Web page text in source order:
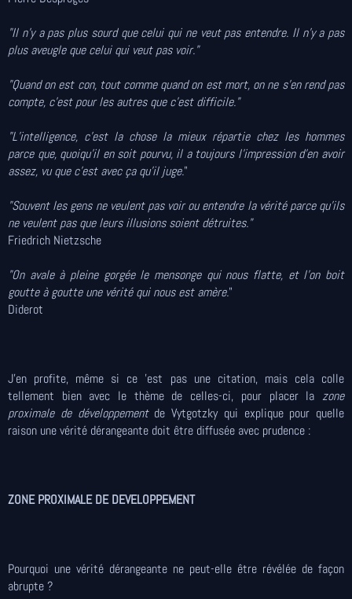
"Il n'y a pas plus sourd que celui qui ne veut pas entendre. Il n'y a pas
plus aveugle que celui qui veut pas voir."
"Quand on est con, tout comme quand on est mort, on ne s'en rend pas
compte, c'est pour les autres que c'est difficile."
"L’intelligence, c’est la chose la mieux répartie chez les hommes
parce que, quoiqu’il en soit pourvu, il a toujours l’impression d’en avoir
assez, vu que c’est avec ça qu’il juge."
"Souventlesgens ne veulent pas voirou entendre la véritéparce qu'ils
ne veulent pasque leurs illusions soient détruites."
Friedrich Nietzsche
"On avale à pleine gorgée le mensonge qui nous flatte, et l'on boit
goutte à goutte une vérité qui nous est amère."
Diderot
J'en profite, même si ce 'est pas une citation, mais cela colle
tellement bien avec le thème de celles-ci, pour placer la zone
proximale de développementde Vytgotzky qui explique pour quelle
raison une vérité dérangeante doit être diffusée avec prudence :
ZONE PROXIMALE DE DEVELOPPEMENT
Pourquoi une vérité dérangeante ne peut-elle être révélée de façon
abrupte ?